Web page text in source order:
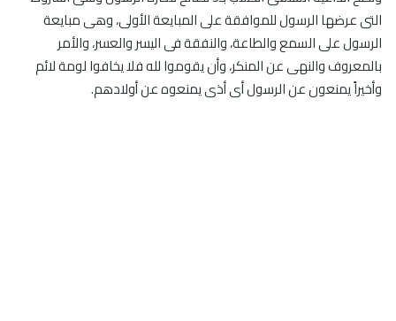
التى عرضها الرسول للموافقة على المبايعة الأولى، وهى مبايعة
الرسول على السمع والطاعة، والنفقة فى اليسر والعسر، والأمر
بالمعروف والنهى عن المنكر، وأن يقوموا لله فلا يخافوا لومة لائم
وأخيراً يمنعون عن الرسول أى أذى يمنعوه عن أولادهم.